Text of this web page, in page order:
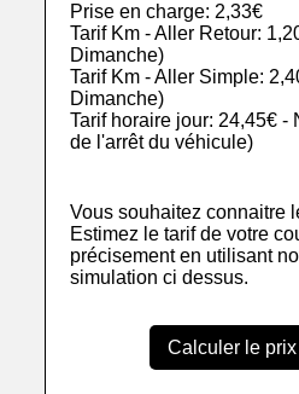
Prise en charge: 2,33€
Tarif Km - Aller Retour:
Dimanche)
Tarif Km - Aller Simple:
Dimanche)
Tarif horaire jour: 24,45€ -
de l'arrêt du véhicule)
Vous souhaitez connaitre
Estimez le tarif de votre
précisement en utilisant
simulation ci dessus.
Calculer le